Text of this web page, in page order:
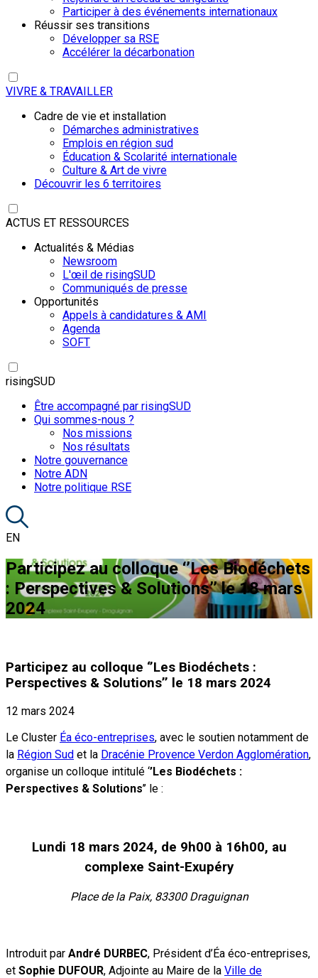
Participer à des événements internationaux
Réussir ses transitions
Développer sa RSE
Accélérer la décarbonation
VIVRE & TRAVAILLER
Cadre de vie et installation
Démarches administratives
Emplois en région sud
Éducation & Scolarité internationale
Culture & Art de vivre
Découvrir les 6 territoires
ACTUS ET RESSOURCES
Actualités & Médias
Newsroom
L'œil de risingSUD
Communiqués de presse
Opportunités
Appels à candidatures & AMI
Agenda
SOFT
risingSUD
Être accompagné par risingSUD
Qui sommes-nous ?
Nos missions
Nos résultats
Notre gouvernance
Notre ADN
Notre politique RSE
EN
Participez au colloque ‘’Les Biodéchets
: Perspectives & Solutions’’ le 18 mars
2024
Participez au colloque ‘’Les Biodéchets :
Perspectives & Solutions’’ le 18 mars 2024
12 mars 2024
Le Cluster Éa éco-entreprises, avec le soutien notamment de
la Région Sud et la Dracénie Provence Verdon Agglomération,
organise un colloque intitulé ‘’Les Biodéchets :
Perspectives & Solutions’’ le :
Lundi 18 mars 2024, de 9h00 à 16h00, au
complexe Saint-Exupéry
Place de la Paix, 83300 Draguignan
Introduit par André DURBEC, Président d’Éa éco-entreprises,
et Sophie DUFOUR, Adjointe au Maire de la Ville de